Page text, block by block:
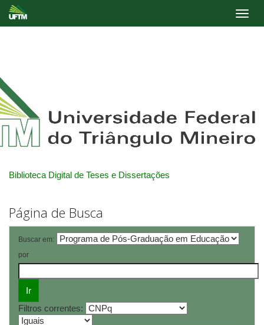
Biblioteca Digital de Teses e Dissertações
Página de Busca
Buscar em:
por
Filtros correntes: